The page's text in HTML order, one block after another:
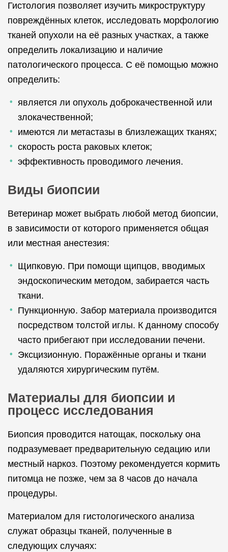
Гистология позволяет изучить микроструктуру
повреждённых клеток, исследовать морфологию
тканей опухоли на её разных участках, а также
определить локализацию и наличие
патологического процесса. С её помощью можно
определить:
является ли опухоль доброкачественной или
злокачественной;
имеются ли метастазы в близлежащих тканях;
скорость роста раковых клеток;
эффективность проводимого лечения.
Виды биопсии
Ветеринар может выбрать любой метод биопсии,
в зависимости от которого применяется общая
или местная анестезия:
Щипковую. При помощи щипцов, вводимых
эндоскопическим методом, забирается часть
ткани.
Пункционную. Забор материала производится
посредством толстой иглы. К данному способу
часто прибегают при исследовании печени.
Эксцизионную. Поражённые органы и ткани
удаляются хирургическим путём.
Материалы для биопсии и
процесс исследования
Биопсия проводится натощак, поскольку она
подразумевает предварительную седацию или
местный наркоз. Поэтому рекомендуется кормить
питомца не позже, чем за 8 часов до начала
процедуры.
Материалом для гистологического анализа
служат образцы тканей, полученные в
следующих случаях: